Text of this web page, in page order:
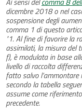
dicembre 2018 o nel
sospensione degli
comma 1 di questo
"1. Al fine di favorire la
assimilati, la misura del
f), è modulata in base
livello di raccolta
fatto salvo
secondo la tabella
assume come
precedente.